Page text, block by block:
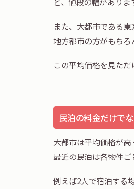
また、大都市である
地方都市の方がもちろ
この平均価格を見た
民泊の料金だけで
大都市は平均価格が
最近の民泊は各物件
例えば2人で宿泊する